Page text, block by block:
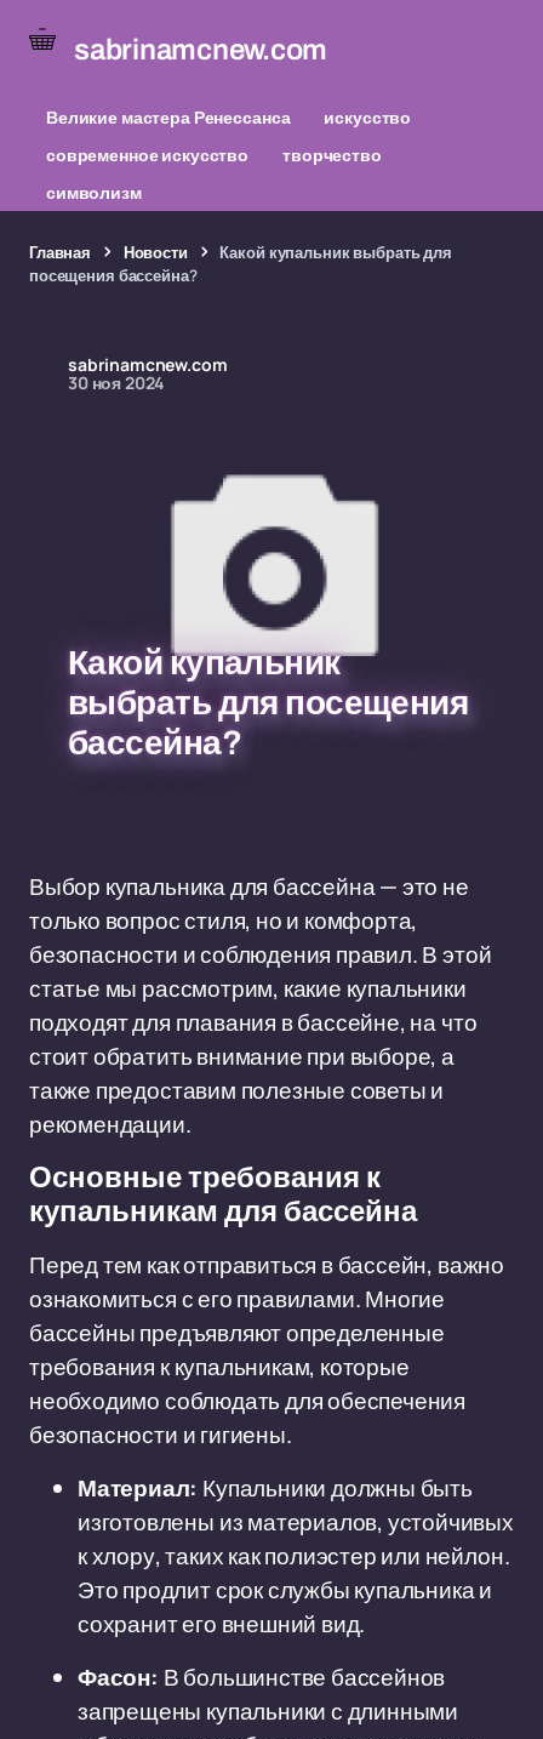
sabrinamcnew.com
Великие мастера Ренессанса
искусство
современное искусство
творчество
символизм
Главная Новости
Какой купальник выбрать для
посещения бассейна?
sabrinamcnew.com
30 ноя 2024
Какой купальник
выбрать для посещения
бассейна?
Выбор купальника для бассейна — это не
только вопрос стиля, но и комфорта,
безопасности и соблюдения правил. В этой
статье мы рассмотрим, какие купальники
подходят для плавания в бассейне, на что
стоит обратить внимание при выборе, а
также предоставим полезные советы и
рекомендации.
Основные требования к
купальникам для бассейна
Перед тем как отправиться в бассейн, важно
ознакомиться с его правилами. Многие
бассейны предъявляют определенные
требования к купальникам, которые
необходимо соблюдать для обеспечения
безопасности и гигиены.
Материал: Купальники должны быть
изготовлены из материалов, устойчивых
к хлору, таких как полиэстер или нейлон.
Это продлит срок службы купальника и
сохранит его внешний вид.
Фасон: В большинстве бассейнов
запрещены купальники с длинными